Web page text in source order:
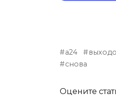
a24
снова
Оцените